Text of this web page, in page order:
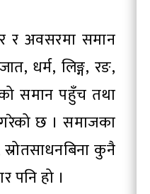
र अवसरमा समान
धर्म, लिङ्ग, रङ,
समान पहुँच तथा
गरेको छ । समाजका
कुनै
पनि हो ।